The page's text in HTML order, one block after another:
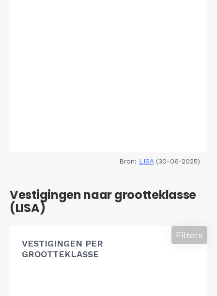
Bron: LISA(30-06-2025)
Vestigingen naar grootteklasse
(LISA)
VESTIGINGEN PER
GROOTTEKLASSE
Filters